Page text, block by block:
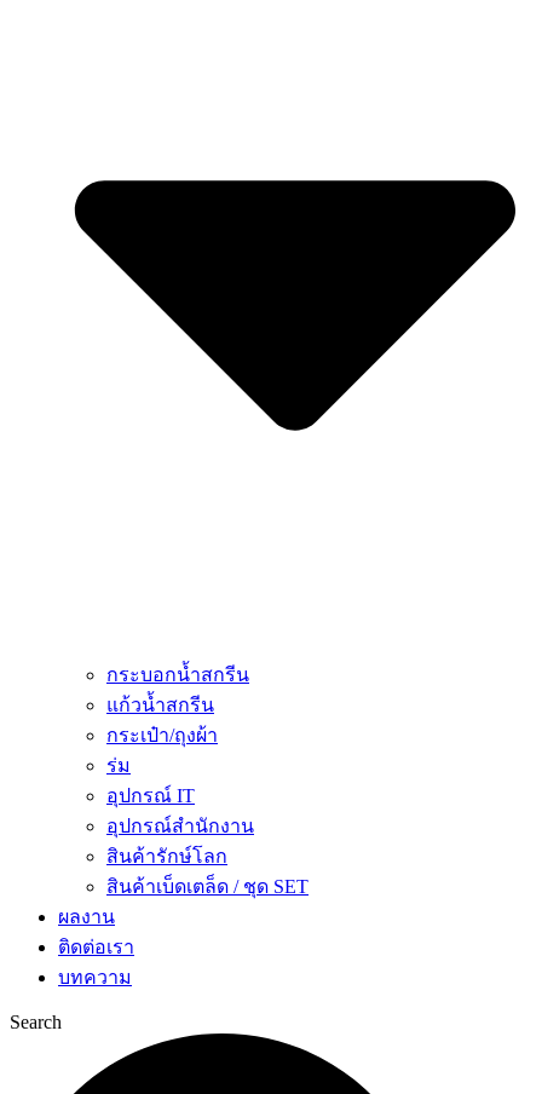
กระบอกน้ำสกรีน
แก้วน้ำสกรีน
กระเป๋า/ถุงผ้า
ร่ม
อุปกรณ์ IT
อุปกรณ์สำนักงาน
สินค้ารักษ์โลก
สินค้าเบ็ดเตล็ด / ชุด SET
ผลงาน
ติดต่อเรา
บทความ
Search